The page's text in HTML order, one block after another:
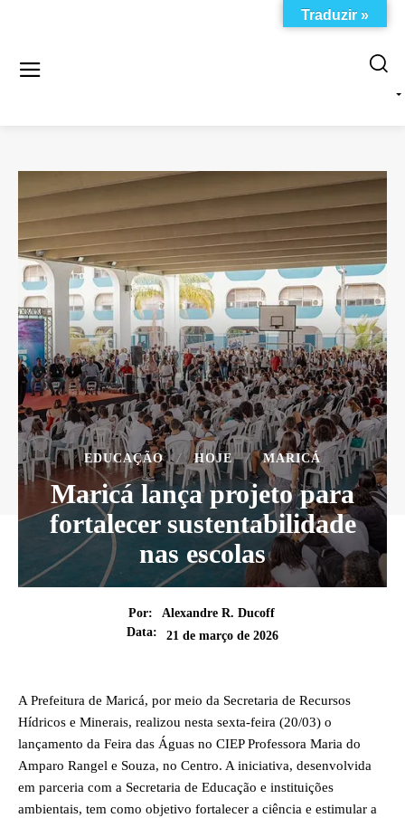
EDUCAÇÃO HOJE MARICÁ
Maricá lança projeto para
fortalecer sustentabilidade
nas escolas
Por:
Alexandre R. Ducoff
Data:
21 de março de 2026
A Prefeitura de Maricá, por meio da Secretaria de Recursos
Hídricos e Minerais, realizou nesta sexta-feira (20/03) o
lançamento da Feira das Águas no CIEP Professora Maria do
Amparo Rangel e Souza, no Centro. A iniciativa, desenvolvida
em parceria com a Secretaria de Educação e instituições
ambientais, tem como objetivo fortalecer a ciência e estimular a
Traduzir »